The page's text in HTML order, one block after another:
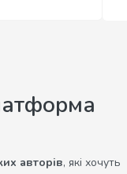
авторів, які хочуть